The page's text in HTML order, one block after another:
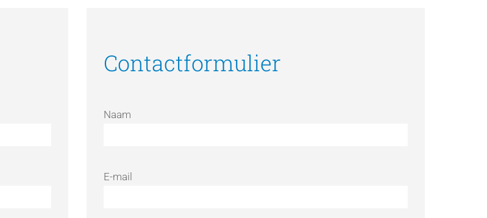
Contactformulier
Naam
E-mail